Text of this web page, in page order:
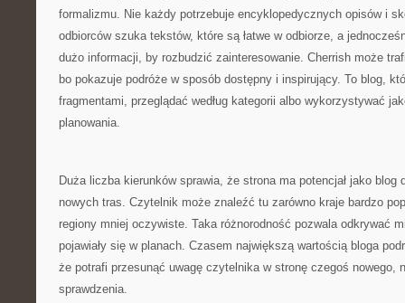
formalizmu. Nie każdy potrzebuje encyklopedycznych opisów i
odbiorców szuka tekstów, które są łatwe w odbiorze, a
dużo informacji, by rozbudzić zainteresowanie. Cherrish może
bo pokazuje podróże w sposób dostępny i inspirujący. To blog,
fragmentami, przeglądać według kategorii albo wykorzystywać
planowania.
Duża liczba kierunków sprawia, że strona ma potencjał jako blog
nowych tras. Czytelnik może znaleźć tu zarówno kraje bardzo
regiony mniej oczywiste. Taka różnorodność pozwala odkrywać
pojawiały się w planach. Czasem największą wartością bloga
że potrafi przesunąć uwagę czytelnika w stronę czegoś nowego,
sprawdzenia.